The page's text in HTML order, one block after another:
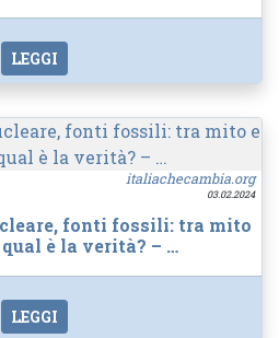
LEGGI
italiachecambia.org
03.02.2024
fonti fossili: tra mito
è la verità? – …
LEGGI